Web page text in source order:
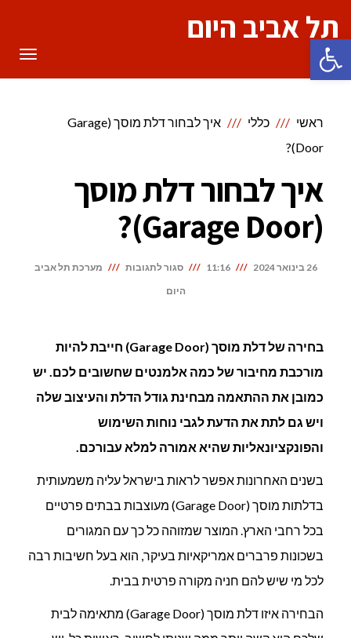
פתח סרגל נגישות
תל אביב היום
ראשי כללי
איך לבחור דלת מוסך (Garage
Door)?
איך לבחור דלת מוסך
(Garage Door)?
26 בינואר 2024 11:16 סגור לתגובות על
מערכת תל אביב
היום
בחירה של דלת מוסך (Garage Door) חייבת להיות
מורכבת מחיבור של כמה אלמנטים שחשובים לכם. יש
כמובן את ההתאמה מבחינת גודל הדלת והעיצוב שלה
ויש גם לתת את הדעת לגבי נוחות השימוש
והפונקציונאליות שהיא אמורה למלא עבורכם.
בשנים האחרונות אפשר לראות בישראל עליה משמעותית
בדלתות מוסך (Garage Door) מעוצבות בבתים פרטיים
בכל רחבי הארץ. המוצר שמזוהה כל כך עם המגורים
בשכונות פרברים אמריקאיות בעיקר, הוא בעל חשיבות רבה
לכל מי שיש להם חניה מקורה פרטית בבית.
הבחירה איזו דלת מוסך (Garage Door) מתאימה לבית